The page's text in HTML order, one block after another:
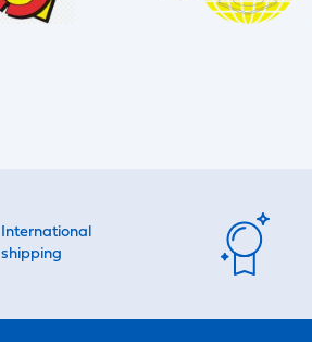
International
shipping